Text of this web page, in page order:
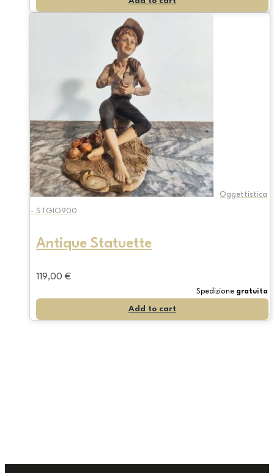
Oggettistica
- STGIO900
Antique Statuette
119,00 €
Spedizione gratuita
Add to cart